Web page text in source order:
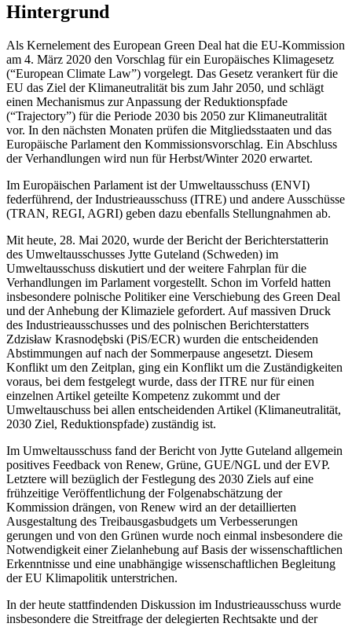
Hintergrund
Als Kernelement des European Green Deal hat die EU-Kommission
am 4. März 2020 den Vorschlag für ein Europäisches Klimagesetz
(“European Climate Law”) vorgelegt. Das Gesetz verankert für die
EU das Ziel der Klimaneutralität bis zum Jahr 2050, und schlägt
einen Mechanismus zur Anpassung der Reduktionspfade
(“Trajectory”) für die Periode 2030 bis 2050 zur Klimaneutralität
vor. In den nächsten Monaten prüfen die Mitgliedsstaaten und das
Europäische Parlament den Kommissionsvorschlag. Ein Abschluss
der Verhandlungen wird nun für Herbst/Winter 2020 erwartet.
Im Europäischen Parlament ist der Umweltausschuss (ENVI)
federführend, der Industrieausschuss (ITRE) und andere Ausschüsse
(TRAN, REGI, AGRI) geben dazu ebenfalls Stellungnahmen ab.
Mit heute, 28. Mai 2020, wurde der Bericht der Berichterstatterin
des Umweltausschusses Jytte Guteland (Schweden) im
Umweltausschuss diskutiert und der weitere Fahrplan für die
Verhandlungen im Parlament vorgestellt. Schon im Vorfeld hatten
insbesondere polnische Politiker eine Verschiebung des Green Deal
und der Anhebung der Klimaziele gefordert. Auf massiven Druck
des Industrieausschusses und des polnischen Berichterstatters
Zdzisław Krasnodębski (PiS/ECR) wurden die entscheidenden
Abstimmungen auf nach der Sommerpause angesetzt. Diesem
Konflikt um den Zeitplan, ging ein Konflikt um die Zuständigkeiten
voraus, bei dem festgelegt wurde, dass der ITRE nur für einen
einzelnen Artikel geteilte Kompetenz zukommt und der
Umweltauschuss bei allen entscheidenden Artikel (Klimaneutralität,
2030 Ziel, Reduktionspfade) zuständig ist.
Im Umweltausschuss fand der Bericht von Jytte Guteland allgemein
positives Feedback von Renew, Grüne, GUE/NGL und der EVP.
Letztere will bezüglich der Festlegung des 2030 Ziels auf eine
frühzeitige Veröffentlichung der Folgenabschätzung der
Kommission drängen, von Renew wird an der detaillierten
Ausgestaltung des Treibausgasbudgets um Verbesserungen
gerungen und von den Grünen wurde noch einmal insbesondere die
Notwendigkeit einer Zielanhebung auf Basis der wissenschaftlichen
Erkenntnisse und eine unabhängige wissenschaftlichen Begleitung
der EU Klimapolitik unterstrichen.
In der heute stattfindenden Diskussion im Industrieausschuss wurde
insbesondere die Streitfrage der delegierten Rechtsakte und der